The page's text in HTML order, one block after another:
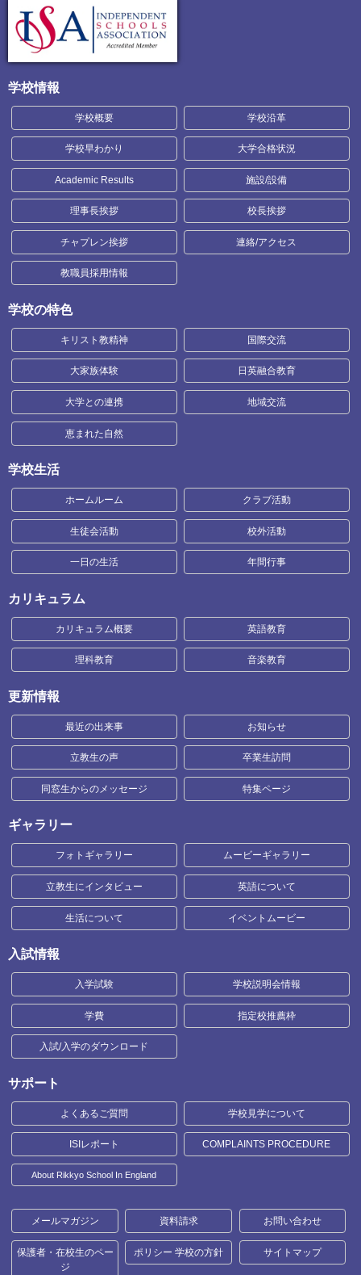
学校情報
学校概要 学校沿革
学校早わかり 大学合格状況
Academic Results 施設/設備
理事長挨拶 校長挨拶
チャプレン挨拶 連絡/アクセス
教職員採用情報
学校の特色
キリスト教精神 国際交流
大家族体験 日英融合教育
大学との連携 地域交流
恵まれた自然
学校生活
ホームルーム クラブ活動
生徒会活動 校外活動
一日の生活 年間行事
カリキュラム
カリキュラム概要 英語教育
理科教育 音楽教育
更新情報
最近の出来事 お知らせ
立教生の声 卒業生訪問
同窓生からのメッセージ 特集ページ
ギャラリー
フォトギャラリー ムービーギャラリー
立教生にインタビュー 英語について
生活について イベントムービー
入試情報
入学試験 学校説明会情報
学費 指定校推薦枠
入試/入学のダウンロード
サポート
よくあるご質問 学校見学について
ISIレポート COMPLAINTS PROCEDURE
About Rikkyo School In England
メールマガジン 資料請求 お問い合わせ
保護者・在校生のペー
ジ
ポリシー 学校の方針 サイトマップ